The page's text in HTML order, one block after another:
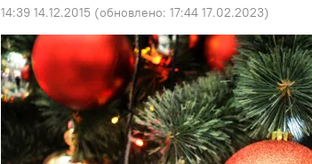
14:39 14.12.2015 (обновлено: 17:44 17.02.2023)